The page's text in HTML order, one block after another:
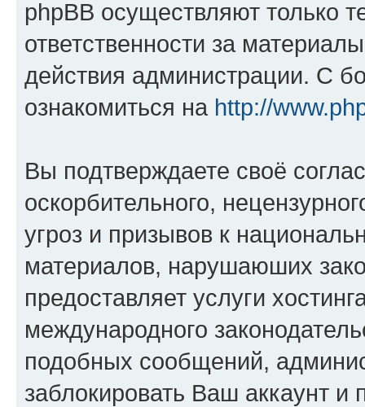
phpBB осуществляют только
ответственности за
действия администрации. С
ознакомиться на http://
Вы подтверждаете своё
оскорбительного,
угроз и призывов к
материалов, нарушаюших
предоставляет услуги
международного
подобных сообщений,
заблокировать Ваш аккаунт и